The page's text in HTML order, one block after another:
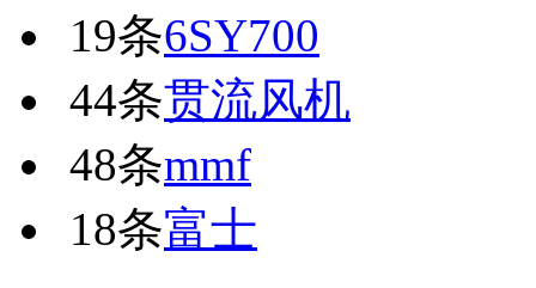
19条6SY700
44条贯流风机
48条mmf
18条富士